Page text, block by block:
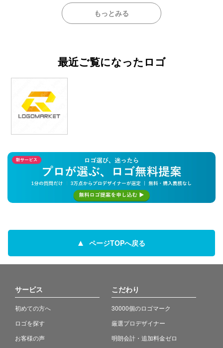
もっとみる
最近ご覧になったロゴ
ページTOPへ戻る
サービス
初めての方へ
ロゴを探す
お客様の声
こだわり
30000個のロゴマーク
厳選プロデザイナー
明朗会計・追加料金ゼロ